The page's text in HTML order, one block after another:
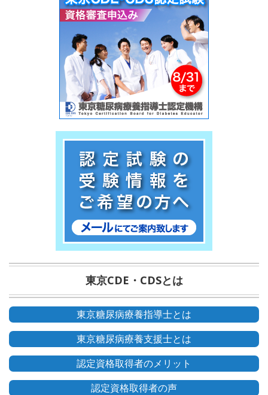
東京CDE・CDSとは
東京糖尿病療養指導士とは
東京糖尿病療養支援士とは
認定資格取得者のメリット
認定資格取得者の声